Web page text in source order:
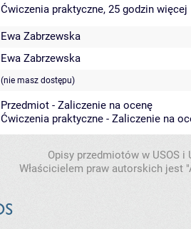
Ćwiczenia praktyczne, 25 godzin więcej
Ewa Zabrzewska
Ewa Zabrzewska
(nie masz dostępu)
Przedmiot - Zaliczenie na ocenę
Ćwiczenia praktyczne - Zaliczenie na
Opisy przedmiotów w USOS
Właścicielem praw autorskich jest